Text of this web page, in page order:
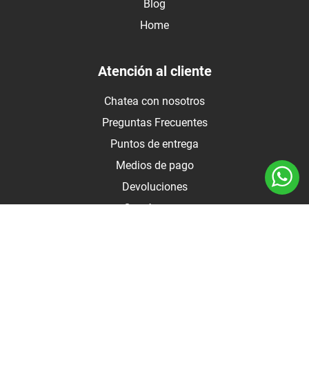
Blog
Home
Atención al cliente
Chatea con nosotros
Preguntas Frecuentes
Puntos de entrega
Medios de pago
Devoluciones
Contáctanos